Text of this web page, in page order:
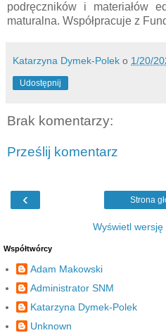
podręczników i materiałów
maturalna. Współpracuje z
Katarzyna Dymek-Polek o 1/20/
Udostępnij
Brak komentarzy:
Prześlij komentarz
‹ Strona
Wyświetl
Współtwórcy
Adam Makowski
Administrator SNM
Katarzyna Dymek-Polek
Unknown